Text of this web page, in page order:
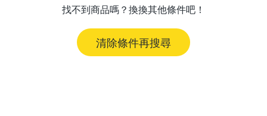
找不到商品嗎？換換其他條件吧！
清除條件再搜尋